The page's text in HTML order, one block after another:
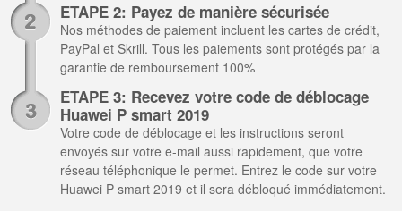
ETAPE 2: Payez de manière sécurisée
Nos méthodes de paiement incluent les cartes de crédit,
PayPal et Skrill. Tous les paiements sont protégés par la
garantie de remboursement 100%
ETAPE 3: Recevez votre code de déblocage
Huawei P smart 2019
Votre code de déblocage et les instructions seront
envoyés sur votre e-mail aussi rapidement, que votre
réseau téléphonique le permet. Entrez le code sur votre
Huawei P smart 2019 et il sera débloqué immédiatement.